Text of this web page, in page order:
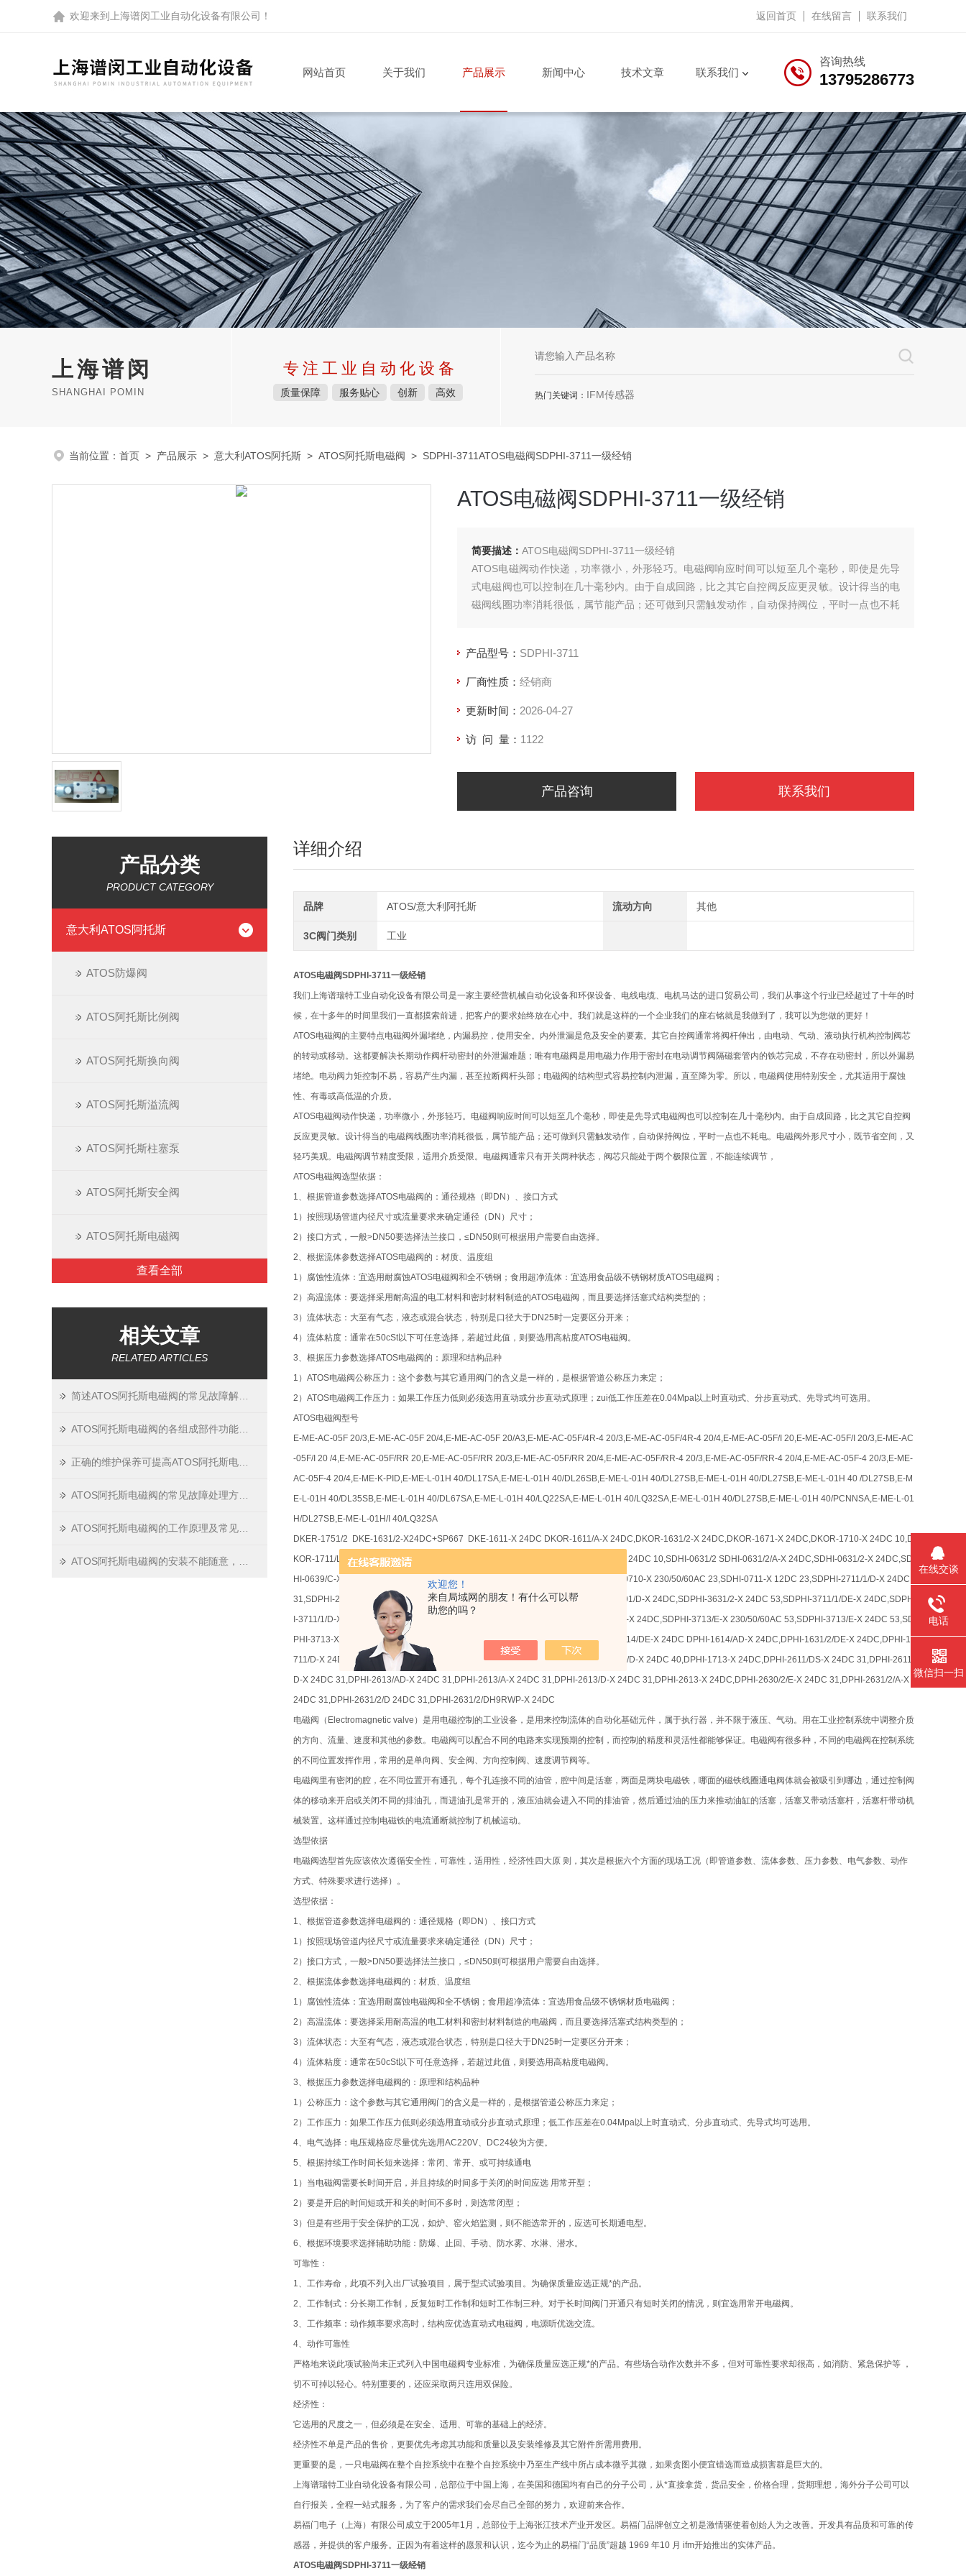
欢迎您！
来自局域网的朋友！有什么可以帮
助您的吗？
欢迎来到 上海谱闵工业自动化设备有限公司 ！ 返回首页 在线留言 联系我们
咨询热线
13795286773
网站首页 关于我们 产品展示 新闻中心 技术文章 联系我们
上海谱闵
SHANGHAI POMIN
专注工业自动化设备
质量保障 服务贴心 创新 高效 热门关键词： IFM传感器
当前位置： 首页 > 产品展示 > 意大利ATOS阿托斯 > ATOS阿托斯电磁阀 > SDPHI-3711ATOS电磁阀SDPHI-3711一级经销
ATOS电磁阀SDPHI-3711一级经销
简要描述： ATOS电磁阀SDPHI-3711一级经销
ATOS电磁阀动作快递，功率微小，外形轻巧。电磁阀响应时间可以短至几个毫秒，即使是先导
式电磁阀也可以控制在几十毫秒内。由于自成回路，比之其它自控阀反应更灵敏。设计得当的电
磁阀线圈功率消耗很低，属节能产品；还可做到只需触发动作，自动保持阀位，平时一点也不耗
产品型号： SDPHI-3711
厂商性质： 经销商
更新时间： 2026-04-27
访 问 量： 1122
产品咨询 联系我们
产品分类
PRODUCT CATEGORY
意大利ATOS阿托斯
ATOS防爆阀
ATOS阿托斯比例阀
ATOS阿托斯换向阀
ATOS阿托斯溢流阀
ATOS阿托斯柱塞泵
ATOS阿托斯安全阀
ATOS阿托斯电磁阀
查看全部
相关文章
RELATED ARTICLES
详细介绍
品牌 ATOS/意大利阿托斯 流动方向 其他
3C阀门类别 工业
ATOS电磁阀SDPHI-3711一级经销
我们上海谱瑞特工业自动化设备有限公司是一家主要经营机械自动化设备和环保设备、电线电缆、电机马达的进口贸易公司，我们从事这个行业已经超过了十年的时
候，在十多年的时间里我们一直都摸索前进，把客户的要求始终放在心中。我们就是这样的一个企业我们的座右铭就是我做到了，我可以为您做的更好！
ATOS电磁阀的主要特点电磁阀外漏堵绝，内漏易控，使用安全。内外泄漏是危及安全的要素。其它自控阀通常将阀杆伸出，由电动、气动、液动执行机构控制阀芯
的转动或移动。这都要解决长期动作阀杆动密封的外泄漏难题；唯有电磁阀是用电磁力作用于密封在电动调节阀隔磁套管内的铁芯完成，不存在动密封，所以外漏易
堵绝。电动阀力矩控制不易，容易产生内漏，甚至拉断阀杆头部；电磁阀的结构型式容易控制内泄漏，直至降为零。所以，电磁阀使用特别安全，尤其适用于腐蚀
性、有毒或高低温的介质。
ATOS电磁阀动作快递，功率微小，外形轻巧。电磁阀响应时间可以短至几个毫秒，即使是先导式电磁阀也可以控制在几十毫秒内。由于自成回路，比之其它自控阀
反应更灵敏。设计得当的电磁阀线圈功率消耗很低，属节能产品；还可做到只需触发动作，自动保持阀位，平时一点也不耗电。电磁阀外形尺寸小，既节省空间，又
轻巧美观。电磁阀调节精度受限，适用介质受限。电磁阀通常只有开关两种状态，阀芯只能处于两个极限位置，不能连续调节，
ATOS电磁阀选型依据：
1、根据管道参数选择ATOS电磁阀的：通径规格（即DN）、接口方式
1）按照现场管道内径尺寸或流量要求来确定通径（DN）尺寸；
2）接口方式，一般>DN50要选择法兰接口，≤DN50则可根据用户需要自由选择。
2、根据流体参数选择ATOS电磁阀的：材质、温度组
1）腐蚀性流体：宜选用耐腐蚀ATOS电磁阀和全不锈钢；食用超净流体：宜选用食品级不锈钢材质ATOS电磁阀；
2）高温流体：要选择采用耐高温的电工材料和密封材料制造的ATOS电磁阀，而且要选择活塞式结构类型的；
3）流体状态：大至有气态，液态或混合状态，特别是口径大于DN25时一定要区分开来；
4）流体粘度：通常在50cSt以下可任意选择，若超过此值，则要选用高粘度ATOS电磁阀。
3、根据压力参数选择ATOS电磁阀的：原理和结构品种
1）ATOS电磁阀公称压力：这个参数与其它通用阀门的含义是一样的，是根据管道公称压力来定；
2）ATOS电磁阀工作压力：如果工作压力低则必须选用直动或分步直动式原理；zui低工作压差在0.04Mpa以上时直动式、分步直动式、先导式均可选用。
ATOS电磁阀型号
E-ME-AC-05F 20/3,E-ME-AC-05F 20/4,E-ME-AC-05F 20/A3,E-ME-AC-05F/4R-4 20/3,E-ME-AC-05F/4R-4 20/4,E-ME-AC-05F/I 20,E-ME-AC-05F/I 20/3,E-ME-AC
-05F/I 20 /4,E-ME-AC-05F/RR 20,E-ME-AC-05F/RR 20/3,E-ME-AC-05F/RR 20/4,E-ME-AC-05F/RR-4 20/3,E-ME-AC-05F/RR-4 20/4,E-ME-AC-05F-4 20/3,E-ME-
AC-05F-4 20/4,E-ME-K-PID,E-ME-L-01H 40/DL17SA,E-ME-L-01H 40/DL26SB,E-ME-L-01H 40/DL27SB,E-ME-L-01H 40/DL27SB,E-ME-L-01H 40 /DL27SB,E-M
E-L-01H 40/DL35SB,E-ME-L-01H 40/DL67SA,E-ME-L-01H 40/LQ22SA,E-ME-L-01H 40/LQ32SA,E-ME-L-01H 40/DL27SB,E-ME-L-01H 40/PCNNSA,E-ME-L-01
H/DL27SB,E-ME-L-01H/I 40/LQ32SA
DKER-1751/2 DKE-1631/2-X24DC+SP667 DKE-1611-X 24DC DKOR-1611/A-X 24DC,DKOR-1631/2-X 24DC,DKOR-1671-X 24DC,DKOR-1710-X 24DC 10,D
KOR-1711/L-X 24DC 10,DKOR-1711-X 24DC 10,DKOR-1713-X 24DC,DKOR-1714-X 24DC 10,SDHI-0631/2 SDHI-0631/2/A-X 24DC,SDHI-0631/2-X 24DC,SD
HI-0639/C-X 24DC 23,SDHI-0639/O-X 230/50/60AC 23,SDHI-0639/O-X 24DC,SDHI-0710-X 230/50/60AC 23,SDHI-0711-X 12DC 23,SDPHI-2711/1/D-X 24DC
31,SDPHI-2711/D-X 24DC,SDPHI-2713/D-X 24DC,SDPHI-2713-X 24DC,SDPHI-27191/D-X 24DC,SDPHI-3631/2-X 24DC 53,SDPHI-3711/1/DE-X 24DC,SDPH
I-3711/1/D-X 24DC,SDPHI-3711/1/E-X 24DC,SDPHI-3711/DE-X 24DC,SDPHI-3711/D-X 24DC,SDPHI-3713/E-X 230/50/60AC 53,SDPHI-3713/E-X 24DC 53,SD
PHI-3713-X 24DC 53,SDPHI-3714/8/DE-X 24DC,SDPHI-3714/8/E-X 24DC,SDPHI-3714/DE-X 24DC DPHI-1614/AD-X 24DC,DPHI-1631/2/DE-X 24DC,DPHI-1
711/D-X 24DC 40,DPHI-1713/DH-X 24DC,DPHI-1713/D-X 230/50/60AC，DPHI-1713/D-X 24DC 40,DPHI-1713-X 24DC,DPHI-2611/DS-X 24DC 31,DPHI-2611/
D-X 24DC 31,DPHI-2613/AD-X 24DC 31,DPHI-2613/A-X 24DC 31,DPHI-2613/D-X 24DC 31,DPHI-2613-X 24DC,DPHI-2630/2/E-X 24DC 31,DPHI-2631/2/A-X
24DC 31,DPHI-2631/2/D 24DC 31,DPHI-2631/2/DH9RWP-X 24DC
电磁阀（Electromagnetic valve）是用电磁控制的工业设备，是用来控制流体的自动化基础元件，属于执行器，并不限于液压、气动。用在工业控制系统中调整介质
的方向、流量、速度和其他的参数。电磁阀可以配合不同的电路来实现预期的控制，而控制的精度和灵活性都能够保证。电磁阀有很多种，不同的电磁阀在控制系统
的不同位置发挥作用，常用的是单向阀、安全阀、方向控制阀、速度调节阀等。
电磁阀里有密闭的腔，在不同位置开有通孔，每个孔连接不同的油管，腔中间是活塞，两面是两块电磁铁，哪面的磁铁线圈通电阀体就会被吸引到哪边，通过控制阀
体的移动来开启或关闭不同的排油孔，而进油孔是常开的，液压油就会进入不同的排油管，然后通过油的压力来推动油缸的活塞，活塞又带动活塞杆，活塞杆带动机
械装置。这样通过控制电磁铁的电流通断就控制了机械运动。
选型依据
电磁阀选型首先应该依次遵循安全性，可靠性，适用性，经济性四大原 则，其次是根据六个方面的现场工况（即管道参数、流体参数、压力参数、电气参数、动作
方式、特殊要求进行选择）。
选型依据：
1、根据管道参数选择电磁阀的：通径规格（即DN）、接口方式
1）按照现场管道内径尺寸或流量要求来确定通径（DN）尺寸；
2）接口方式，一般>DN50要选择法兰接口，≤DN50则可根据用户需要自由选择。
2、根据流体参数选择电磁阀的：材质、温度组
1）腐蚀性流体：宜选用耐腐蚀电磁阀和全不锈钢；食用超净流体：宜选用食品级不锈钢材质电磁阀；
2）高温流体：要选择采用耐高温的电工材料和密封材料制造的电磁阀，而且要选择活塞式结构类型的；
3）流体状态：大至有气态，液态或混合状态，特别是口径大于DN25时一定要区分开来；
4）流体粘度：通常在50cSt以下可任意选择，若超过此值，则要选用高粘度电磁阀。
3、根据压力参数选择电磁阀的：原理和结构品种
1）公称压力：这个参数与其它通用阀门的含义是一样的，是根据管道公称压力来定；
2）工作压力：如果工作压力低则必须选用直动或分步直动式原理；低工作压差在0.04Mpa以上时直动式、分步直动式、先导式均可选用。
4、电气选择：电压规格应尽量优先选用AC220V、DC24较为方便。
5、根据持续工作时间长短来选择：常闭、常开、或可持续通电
1）当电磁阀需要长时间开启，并且持续的时间多于关闭的时间应选 用常开型；
2）要是开启的时间短或开和关的时间不多时，则选常闭型；
3）但是有些用于安全保护的工况，如炉、窑火焰监测，则不能选常开的，应选可长期通电型。
6、根据环境要求选择辅助功能：防爆、止回、手动、防水雾、水淋、潜水。
可靠性：
1、工作寿命，此项不列入出厂试验项目，属于型式试验项目。为确保质量应选正规*的产品。
2、工作制式：分长期工作制，反复短时工作制和短时工作制三种。对于长时间阀门开通只有短时关闭的情况，则宜选用常开电磁阀。
3、工作频率：动作频率要求高时，结构应优选直动式电磁阀，电源听优选交流。
4、动作可靠性
严格地来说此项试验尚未正式列入中国电磁阀专业标准，为确保质量应选正规*的产品。有些场合动作次数并不多，但对可靠性要求却很高，如消防、紧急保护等 ，
切不可掉以轻心。特别重要的，还应采取两只连用双保险。
经济性：
它选用的尺度之一，但必须是在安全、适用、可靠的基础上的经济。
经济性不单是产品的售价，更要优先考虑其功能和质量以及安装维修及其它附件所需用费用。
更重要的是，一只电磁阀在整个自控系统中在整个自控系统中乃至生产线中所占成本微乎其微，如果贪图小便宜错选而造成损害群是巨大的。
上海谱瑞特工业自动化设备有限公司，总部位于中国上海，在美国和德国均有自己的分子公司，从*直接拿货，货品安全，价格合理，货期理想，海外分子公司可以
自行报关，全程一站式服务，为了客户的需求我们会尽自己全部的努力，欢迎前来合作。
易福门电子（上海）有限公司成立于2005年1月，总部位于上海张江技术产业开发区。易福门品牌创立之初是激情驱使着创始人为之改善。开发具有品质和可靠的传
感器，并提供的客户服务。正因为有着这样的愿景和认识，迄今为止的易福门“品质”超越 1969 年10 月 ifm开始推出的实体产品。
ATOS电磁阀SDPHI-3711一级经销
在线交谈
电话
微信扫一扫